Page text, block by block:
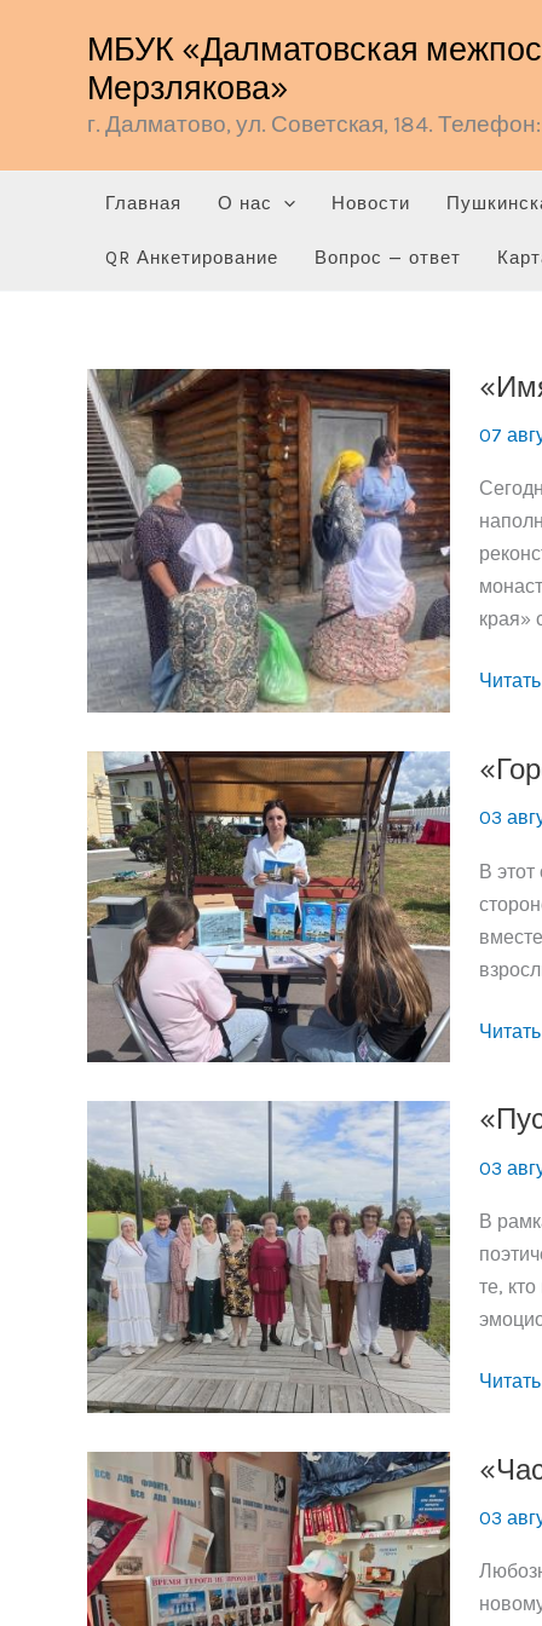
содержимому
МБУК «Далматовская
Мерзлякова»
г. Далматово, ул. Советская, 184.
Главная О нас Новости
QR Анкетирование Вопрос — ответ
07
края»
«Имя
края»
03
В
«Город,
03
В
те,
«Пусть
03